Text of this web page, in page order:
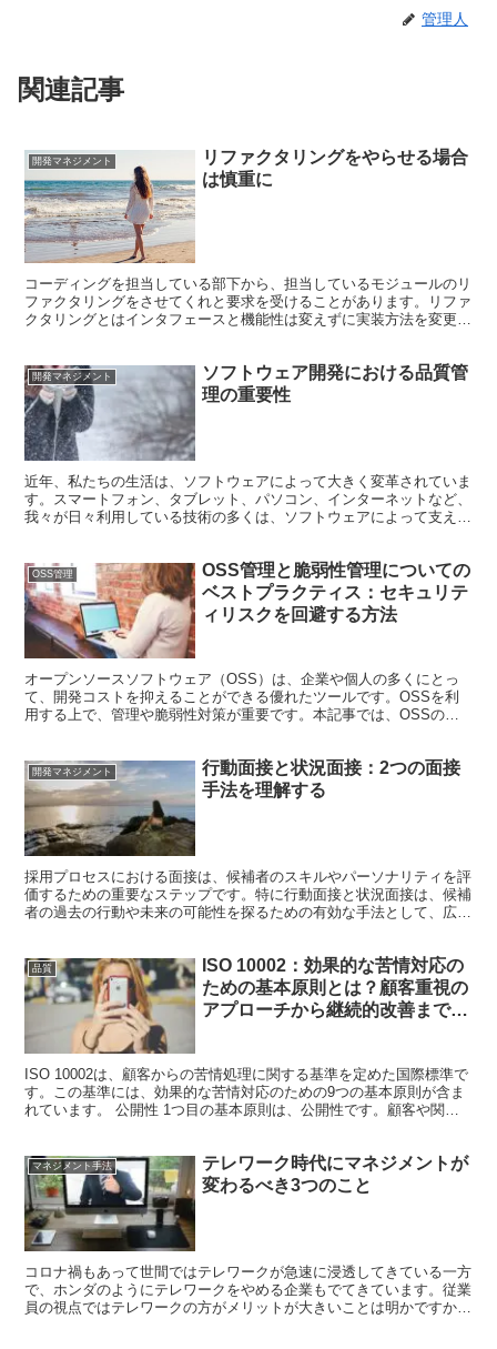
管理人
関連記事
開発マネジメント
リファクタリングをやらせる場合
は慎重に
コーディングを担当している部下から、担当しているモジュールのリ
ファクタリングをさせてくれと要求を受けることがあります。リファ
クタリングとはインタフェースと機能性は変えずに実装方法を変更す
開発マネジメント
ソフトウェア開発における品質管
理の重要性
近年、私たちの生活は、ソフトウェアによって大きく変革されていま
す。スマートフォン、タブレット、パソコン、インターネットなど、
我々が日々利用している技術の多くは、ソフトウェアによって支えら
OSS管理
OSS管理と脆弱性管理についての
ベストプラクティス：セキュリテ
ィリスクを回避する方法
オープンソースソフトウェア（OSS）は、企業や個人の多くにとっ
て、開発コストを抑えることができる優れたツールです。OSSを利
用する上で、管理や脆弱性対策が重要です。本記事では、OSSの管
開発マネジメント
行動面接と状況面接：2つの面接
手法を理解する
採用プロセスにおける面接は、候補者のスキルやパーソナリティを評
価するための重要なステップです。特に行動面接と状況面接は、候補
者の過去の行動や未来の可能性を探るための有効な手法として、広く
品質
ISO 10002：効果的な苦情対応の
ための基本原則とは？顧客重視の
アプローチから継続的改善まで解
ISO 10002は、顧客からの苦情処理に関する基準を定めた国際標準で
す。この基準には、効果的な苦情対応のための9つの基本原則が含ま
れています。 公開性 1つ目の基本原則は、公開性です。顧客や関係
マネジメント手法
テレワーク時代にマネジメントが
変わるべき3つのこと
コロナ禍もあって世間ではテレワークが急速に浸透してきている一方
で、ホンダのようにテレワークをやめる企業もでてきています。従業
員の視点ではテレワークの方がメリットが大きいことは明かですか